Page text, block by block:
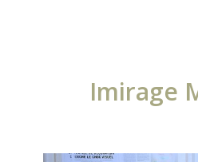
Imirage